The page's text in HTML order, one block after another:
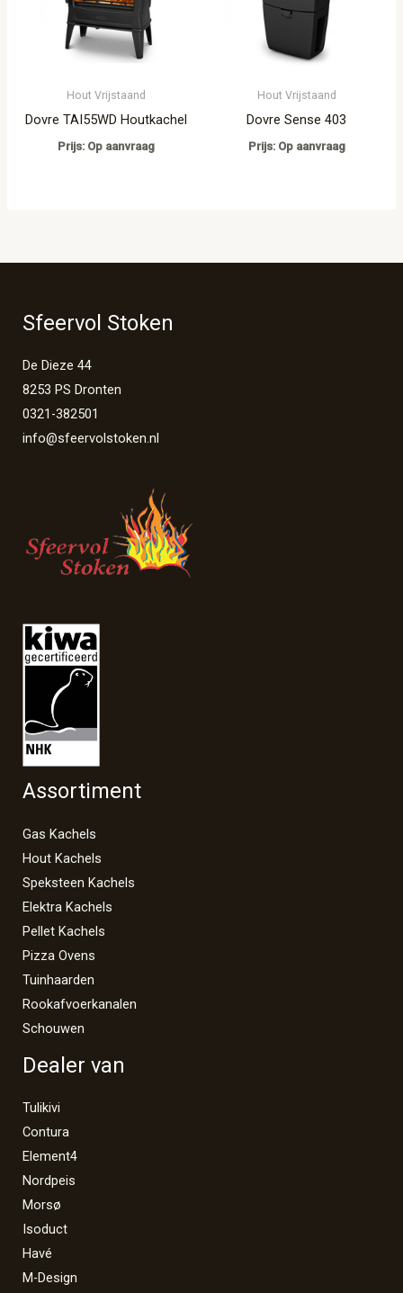
Hout Vrijstaand
Dovre TAI55WD Houtkachel
Prijs: Op aanvraag
Hout Vrijstaand
Dovre Sense 403
Prijs: Op aanvraag
Sfeervol Stoken
De Dieze 44
8253 PS Dronten
0321-382501
info@sfeervolstoken.nl
Assortiment
Gas Kachels
Hout Kachels
Speksteen Kachels
Elektra Kachels
Pellet Kachels
Pizza Ovens
Tuinhaarden
Rookafvoerkanalen
Schouwen
Dealer van
Tulikivi
Contura
Element4
Nordpeis
Morsø
Isoduct
Havé
M-Design